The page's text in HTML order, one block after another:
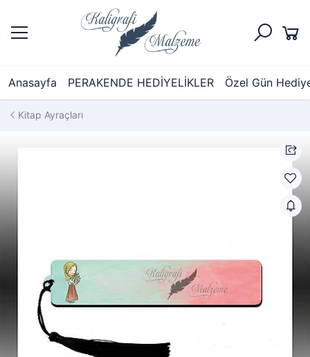
Anasayfa PERAKENDE HEDİYELİKLER Özel Gün
Kitap Ayraçları